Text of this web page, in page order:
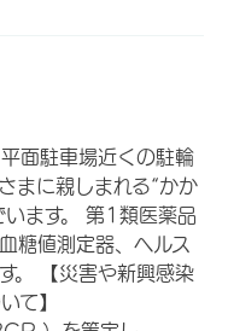
面駐車場近くの駐輪
まに親しまれる“かか
います。 第1類医薬品
糖値測定器、ヘルス
。 【災害や新興感染
て】